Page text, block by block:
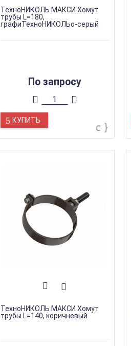
ТехноНИКОЛЬ МАКСИ Хомут
трубы L=180,
графиТехноНИКОЛЬо-серый
По запросу
КУПИТЬ
ТехноНИКОЛЬ МАКСИ Хомут
трубы L=140, коричневый